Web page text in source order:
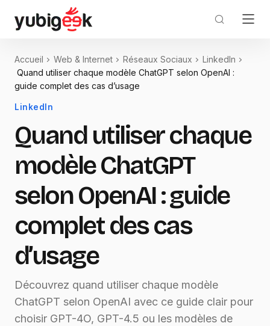
Accueil Web & Internet Réseaux Sociaux
LinkedIn
Quand utiliser chaque modèle ChatGPT selon OpenAI :
guide complet des cas d’usage
LinkedIn
Quand utiliser chaque
modèle ChatGPT
selon OpenAI : guide
complet des cas
d’usage
Découvrez quand utiliser chaque modèle
ChatGPT selon OpenAI avec ce guide clair pour
choisir GPT-4O, GPT-4.5 ou les modèles de